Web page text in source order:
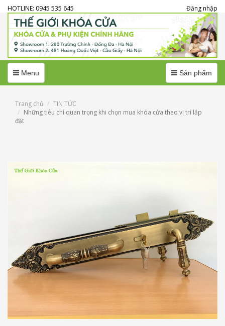
HOTLINE: 0945 535 645 Đăng nhập
MenuMenu MenuSản phẩm
Trang chủ
TIN TỨC
Những tiêu chí quan trọng khi chọn mua khóa cửa theo vị trí lắp
đặt